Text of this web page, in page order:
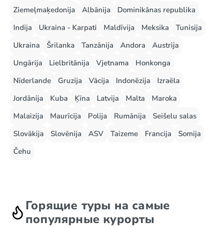
Ziemeļmaķedonija
Albānija
Dominikānas republika
Indija
Ukraina - Karpati Maldīvija Meksika
Tunisija
Ukraina
Šrilanka Tanzānija Andora
Austrija
Ungārija
Lielbritānija Vjetnama
Honkonga
Nīderlande
Gruzija Vācija Indonēzija
Izraēla
Jordānija
Kuba Ķīna Latvija Malta
Maroka
Malaizija
Maurīcija Polija Rumānija
Seišelu salas
Slovākija
Slovēnija ASV Taizeme Francija
Somija
Čehu
Горящие туры на самые
популярные курорты